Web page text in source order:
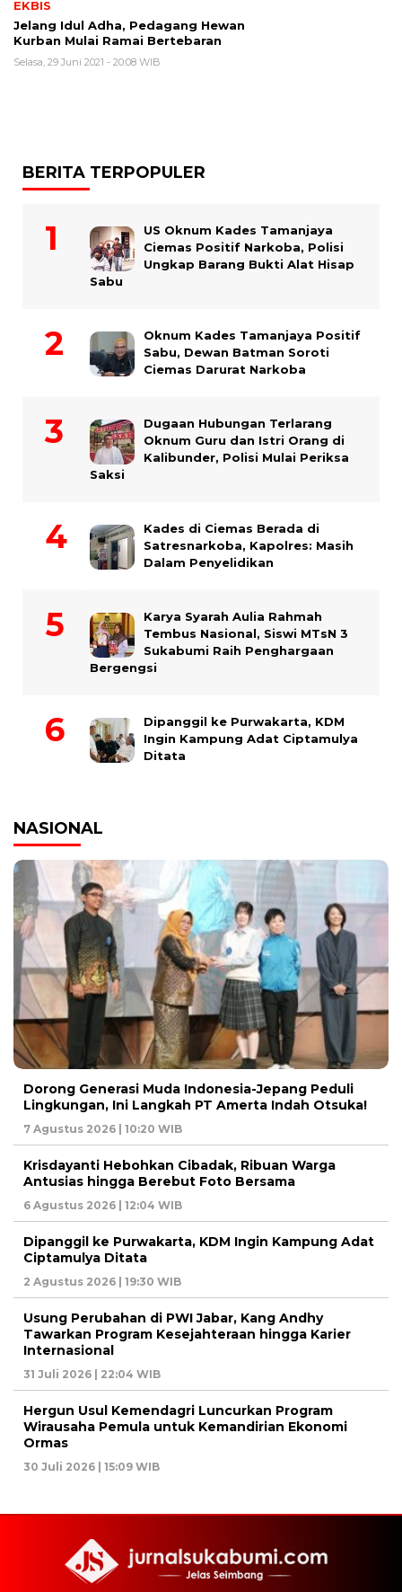
EKBIS
Jelang Idul Adha, Pedagang Hewan
Kurban Mulai Ramai Bertebaran
Selasa, 29 Juni 2021 - 20:08 WIB
BERITA TERPOPULER
US Oknum Kades Tamanjaya
Ciemas Positif Narkoba, Polisi
Ungkap Barang Bukti Alat Hisap
Sabu
Oknum Kades Tamanjaya Positif
Sabu, Dewan Batman Soroti
Ciemas Darurat Narkoba
Dugaan Hubungan Terlarang
Oknum Guru dan Istri Orang di
Kalibunder, Polisi Mulai Periksa
Saksi
Kades di Ciemas Berada di
Satresnarkoba, Kapolres: Masih
Dalam Penyelidikan
Karya Syarah Aulia Rahmah
Tembus Nasional, Siswi MTsN 3
Sukabumi Raih Penghargaan
Bergengsi
Dipanggil ke Purwakarta, KDM
Ingin Kampung Adat Ciptamulya
Ditata
NASIONAL
Dorong Generasi Muda Indonesia-Jepang Peduli
Lingkungan, Ini Langkah PT Amerta Indah Otsuka!
7 Agustus 2026 | 10:20 WIB
Krisdayanti Hebohkan Cibadak, Ribuan Warga
Antusias hingga Berebut Foto Bersama
6 Agustus 2026 | 12:04 WIB
Dipanggil ke Purwakarta, KDM Ingin Kampung Adat
Ciptamulya Ditata
2 Agustus 2026 | 19:30 WIB
Usung Perubahan di PWI Jabar, Kang Andhy
Tawarkan Program Kesejahteraan hingga Karier
Internasional
31 Juli 2026 | 22:04 WIB
Hergun Usul Kemendagri Luncurkan Program
Wirausaha Pemula untuk Kemandirian Ekonomi
Ormas
30 Juli 2026 | 15:09 WIB